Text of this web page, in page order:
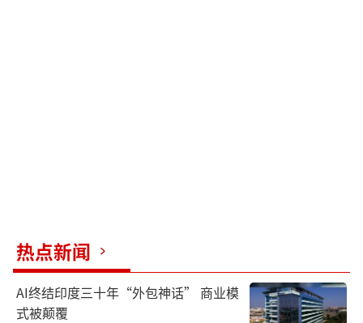
热点新闻
AI终结印度三十年“外包神话” 商业模
式被颠覆